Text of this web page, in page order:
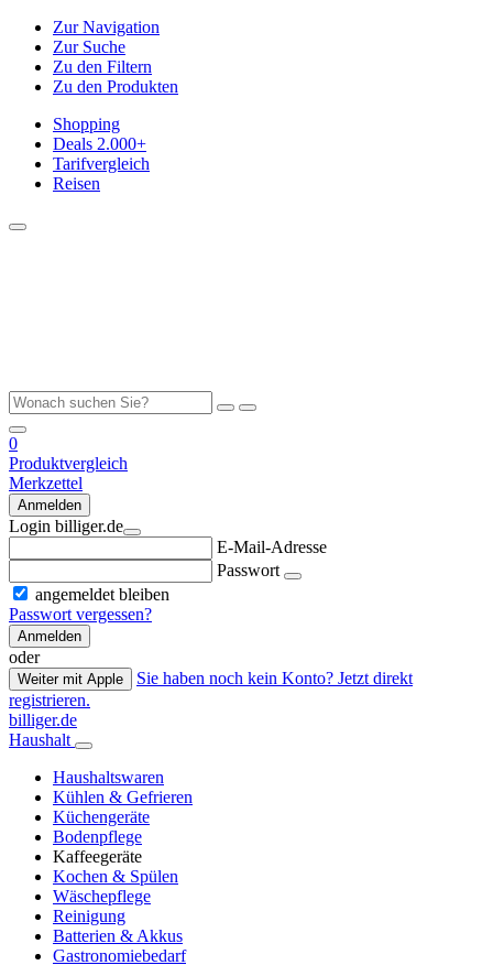
Zur Navigation
Zur Suche
Zu den Filtern
Zu den Produkten
Shopping
Deals 2.000+
Tarifvergleich
Reisen
0
Produktvergleich
Merkzettel
Anmelden
Login billiger.de
E-Mail-Adresse
Passwort
angemeldet bleiben
Passwort vergessen?
Anmelden
oder
Weiter mit Apple
Sie haben noch kein Konto? Jetzt direkt
registrieren.
billiger.de
Haushalt
Haushaltswaren
Kühlen & Gefrieren
Küchengeräte
Bodenpflege
Kaffeegeräte
Kochen & Spülen
Wäschepflege
Reinigung
Batterien & Akkus
Gastronomiebedarf